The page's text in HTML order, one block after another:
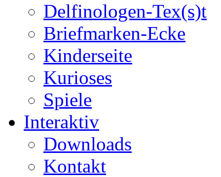
Delfinologen-Tex(s)t
Briefmarken-Ecke
Kinderseite
Kurioses
Spiele
Interaktiv
Downloads
Kontakt